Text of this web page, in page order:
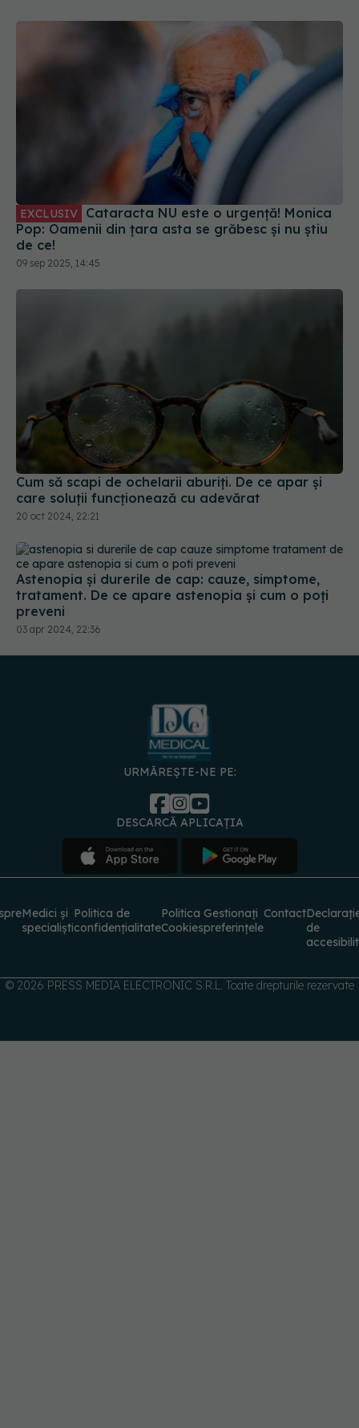
Cataracta NU este o urgență! Monica
Pop: Oamenii din țara asta se grăbesc și nu știu
de ce!
09 sep 2025, 14:45
Cum să scapi de ochelarii aburiți. De ce apar și
care soluții funcționează cu adevărat
20 oct 2024, 22:21
Astenopia și durerile de cap: cauze, simptome,
tratament. De ce apare astenopia și cum o poți
preveni
03 apr 2024, 22:36
URMĂREȘTE-NE PE:
DESCARCĂ APLICAȚIA
specialiști confidențialitate Cookies preferințele
de